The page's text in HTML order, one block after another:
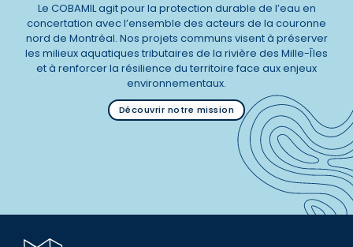
Le COBAMIL agit pour la protection durable de l’eau en
concertation avec l’ensemble des acteurs de la couronne
nord de Montréal. Nos projets communs visent à préserver
les milieux aquatiques tributaires de la rivière des Mille-Îles
et à renforcer la résilience du territoire face aux enjeux
environnementaux.
Découvrir notre mission